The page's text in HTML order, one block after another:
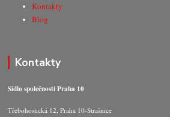
Kontakty
Blog
Kontakty
Sídlo společnosti Praha 10
Třebohostická 12, Praha 10-Strašnice